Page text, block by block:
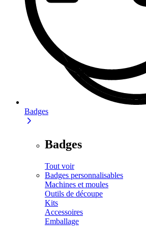
Badges
Badges
Tout voir
Badges personnalisables
Machines et moules
Outils de découpe
Kits
Accessoires
Emballage